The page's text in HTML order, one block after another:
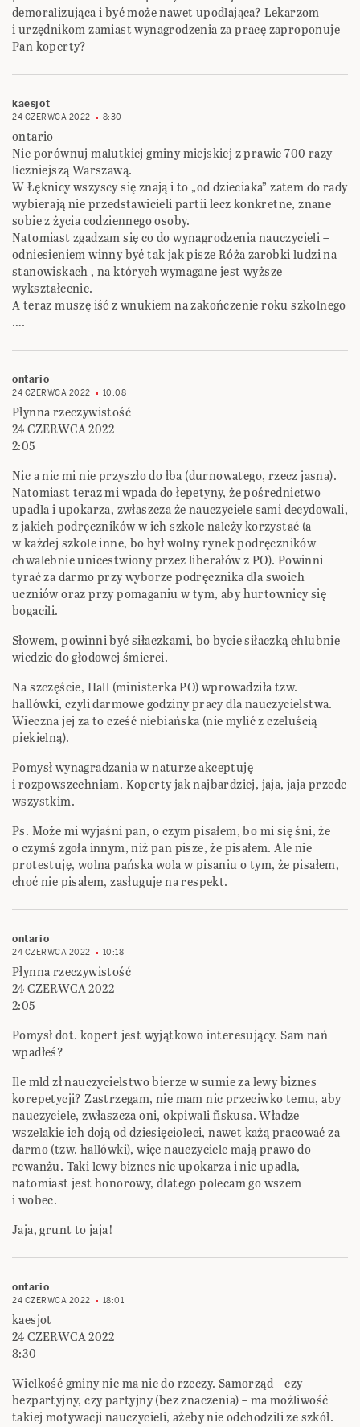
demoralizująca i być może nawet upodlająca? Lekarzom
i urzędnikom zamiast wynagrodzenia za pracę zaproponuje
Pan koperty?
kaesjot
24 CZERWCA 2022 8:30
ontario
Nie porównuj malutkiej gminy miejskiej z prawie 700 razy
liczniejszą Warszawą.
W Łęknicy wszyscy się znają i to „od dzieciaka” zatem do rady
wybierają nie przedstawicieli partii lecz konkretne, znane
sobie z życia codziennego osoby.
Natomiast zgadzam się co do wynagrodzenia nauczycieli –
odniesieniem winny być tak jak pisze Róża zarobki ludzi na
stanowiskach , na których wymagane jest wyższe
wykształcenie.
A teraz muszę iść z wnukiem na zakończenie roku szkolnego
….
ontario
24 CZERWCA 2022 10:08
Płynna rzeczywistość
24 CZERWCA 2022
2:05
Nic a nic mi nie przyszło do łba (durnowatego, rzecz jasna).
Natomiast teraz mi wpada do łepetyny, że pośrednictwo
upadla i upokarza, zwłaszcza że nauczyciele sami decydowali,
z jakich podręczników w ich szkole należy korzystać (a
w każdej szkole inne, bo był wolny rynek podręczników
chwalebnie unicestwiony przez liberałów z PO). Powinni
tyrać za darmo przy wyborze podręcznika dla swoich
uczniów oraz przy pomaganiu w tym, aby hurtownicy się
bogacili.
Słowem, powinni być siłaczkami, bo bycie siłaczką chlubnie
wiedzie do głodowej śmierci.
Na szczęście, Hall (ministerka PO) wprowadziła tzw.
hallówki, czyli darmowe godziny pracy dla nauczycielstwa.
Wieczna jej za to cześć niebiańska (nie mylić z czeluścią
piekielną).
Pomysł wynagradzania w naturze akceptuję
i rozpowszechniam. Koperty jak najbardziej, jaja, jaja przede
wszystkim.
Ps. Może mi wyjaśni pan, o czym pisałem, bo mi się śni, że
o czymś zgoła innym, niż pan pisze, że pisałem. Ale nie
protestuję, wolna pańska wola w pisaniu o tym, że pisałem,
choć nie pisałem, zasługuje na respekt.
ontario
24 CZERWCA 2022 10:18
Płynna rzeczywistość
24 CZERWCA 2022
2:05
Pomysł dot. kopert jest wyjątkowo interesujący. Sam nań
wpadłeś?
Ile mld zł nauczycielstwo bierze w sumie za lewy biznes
korepetycji? Zastrzegam, nie mam nic przeciwko temu, aby
nauczyciele, zwłaszcza oni, okpiwali fiskusa. Władze
wszelakie ich doją od dziesięcioleci, nawet każą pracować za
darmo (tzw. hallówki), więc nauczyciele mają prawo do
rewanżu. Taki lewy biznes nie upokarza i nie upadla,
natomiast jest honorowy, dlatego polecam go wszem
i wobec.
Jaja, grunt to jaja!
ontario
24 CZERWCA 2022 18:01
kaesjot
24 CZERWCA 2022
8:30
Wielkość gminy nie ma nic do rzeczy. Samorząd – czy
bezpartyjny, czy partyjny (bez znaczenia) – ma możliwość
takiej motywacji nauczycieli, ażeby nie odchodzili ze szkół.